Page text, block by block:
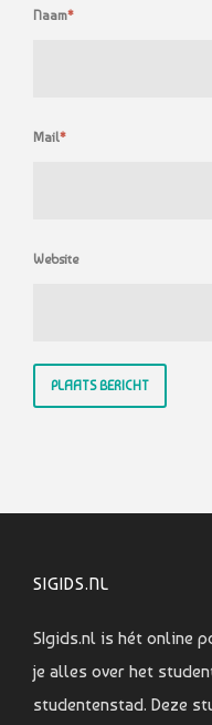
Naam*
Mail*
Website
SIGIDS.NL
SIgids.nl is hét online
je alles over het
studentenstad. Deze